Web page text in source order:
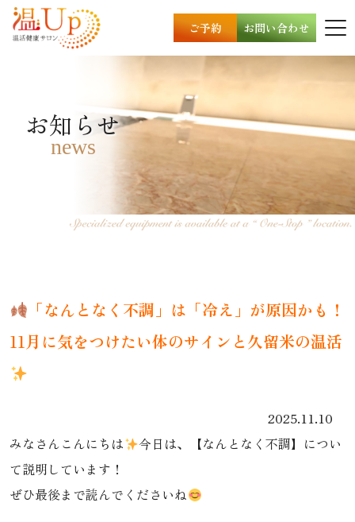
ご予約 お問い合わせ
お知らせ
news
「なんとなく不調」は「冷え」が原因かも！
11月に気をつけたい体のサインと久留米の温活
2025.11.10
みなさんこんにちは
今日は、【なんとなく不調】につい
て説明しています！
ぜひ最後まで読んでくださいね